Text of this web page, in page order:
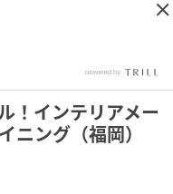
！インテリアメー
ニング（福岡）